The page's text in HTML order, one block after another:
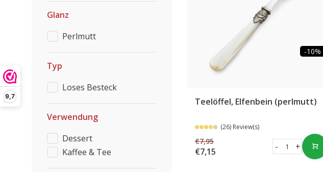
9,7
Glanz
Perlmutt
Typ
Loses Besteck
Verwendung
Dessert
Kaffee & Tee
-10%
Teelöffel, Elfenbein (perlmutt)
(26) Review(s)
€7,95
€7,15 +
-